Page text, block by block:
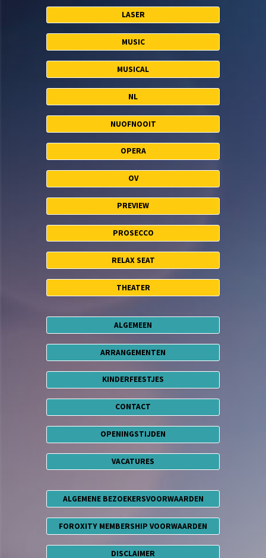
LASER
MUSIC
MUSICAL
NL
NUOFNOOIT
OPERA
OV
PREVIEW
PROSECCO
RELAX SEAT
THEATER
ALGEMEEN
ARRANGEMENTEN
KINDERFEESTJES
CONTACT
OPENINGSTIJDEN
VACATURES
ALGEMENE BEZOEKERSVOORWAARDEN
FOROXITY MEMBERSHIP VOORWAARDEN
DISCLAIMER